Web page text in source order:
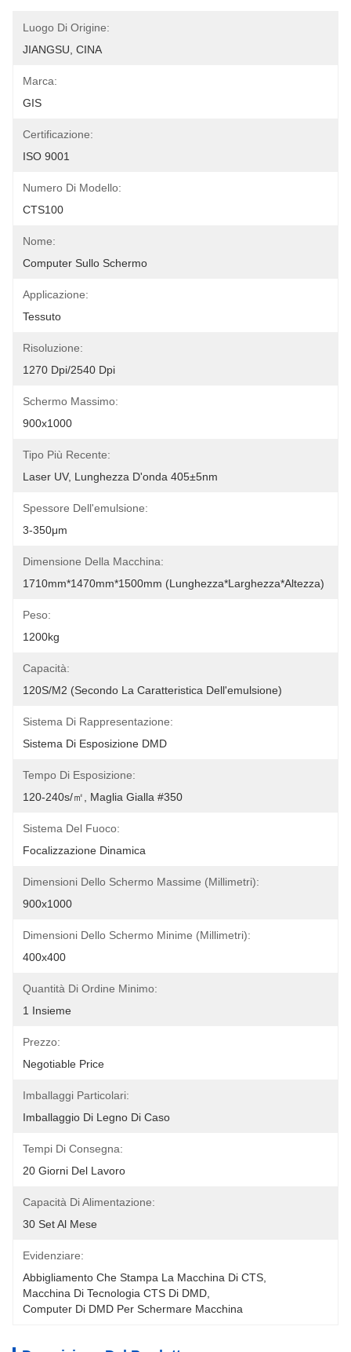
Luogo Di Origine:
JIANGSU, CINA
Marca:
GIS
Certificazione:
ISO 9001
Numero Di Modello:
CTS100
Nome:
Computer Sullo Schermo
Applicazione:
Tessuto
Risoluzione:
1270 Dpi/2540 Dpi
Schermo Massimo:
900x1000
Tipo Più Recente:
Laser UV, Lunghezza D'onda 405±5nm
Spessore Dell'emulsione:
3-350μm
Dimensione Della Macchina:
1710mm*1470mm*1500mm (lunghezza*larghezza*altezza)
Peso:
1200kg
Capacità:
120S/m2 (secondo La Caratteristica Dell'emulsione)
Sistema Di Rappresentazione:
Sistema Di Esposizione DMD
Tempo Di Esposizione:
120-240s/㎡, Maglia Gialla #350
Sistema Del Fuoco:
Focalizzazione Dinamica
Dimensioni Dello Schermo Massime (millimetri):
900x1000
Dimensioni Dello Schermo Minime (millimetri):
400x400
Quantità Di Ordine Minimo:
1 Insieme
Prezzo:
Negotiable Price
Imballaggi Particolari:
Imballaggio Di Legno Di Caso
Tempi Di Consegna:
20 Giorni Del Lavoro
Capacità Di Alimentazione:
30 Set Al Mese
Evidenziare:
Abbigliamento Che Stampa La Macchina Di CTS
Macchina Di Tecnologia CTS Di DMD
Computer Di DMD Per Schermare Macchina